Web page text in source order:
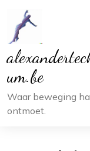
inhoud
um.be
Waar beweging
ontmoet.